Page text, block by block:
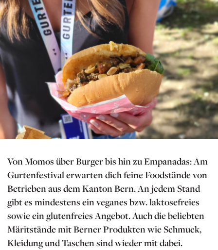
Von Momos über Burger bis hin zu Empanadas: Am
Gurtenfestival erwarten dich feine Foodstände von
Betrieben aus dem Kanton Bern. An jedem Stand
gibt es mindestens ein veganes bzw. laktosefreies
sowie ein glutenfreies Angebot. Auch die beliebten
Märitstände mit Berner Produkten wie Schmuck,
Kleidung und Taschen sind wieder mit dabei.